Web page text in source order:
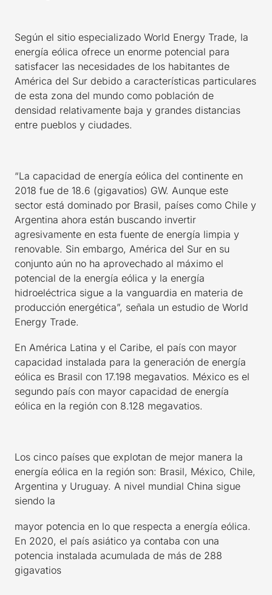
Según el sitio especializado World Energy Trade, la
energía eólica ofrece un enorme potencial para
satisfacer las necesidades de los habitantes de
América del Sur debido a características particulares
de esta zona del mundo como población de
densidad relativamente baja y grandes distancias
entre pueblos y ciudades.
“La capacidad de energía eólica del continente en
2018 fue de 18.6 (gigavatios) GW. Aunque este
sector está dominado por Brasil, países como Chile y
Argentina ahora están buscando invertir
agresivamente en esta fuente de energía limpia y
renovable. Sin embargo, América del Sur en su
conjunto aún no ha aprovechado al máximo el
potencial de la energía eólica y la energía
hidroeléctrica sigue a la vanguardia en materia de
producción energética”, señala un estudio de World
Energy Trade.
En América Latina y el Caribe, el país con mayor
capacidad instalada para la generación de energía
eólica es Brasil con 17.198 megavatios. México es el
segundo país con mayor capacidad de energía
eólica en la región con 8.128 megavatios.
Los cinco países que explotan de mejor manera la
energía eólica en la región son: Brasil, México, Chile,
Argentina y Uruguay. A nivel mundial China sigue
siendo la
mayor potencia en lo que respecta a energía eólica.
En 2020, el país asiático ya contaba con una
potencia instalada acumulada de más de 288
gigavatios